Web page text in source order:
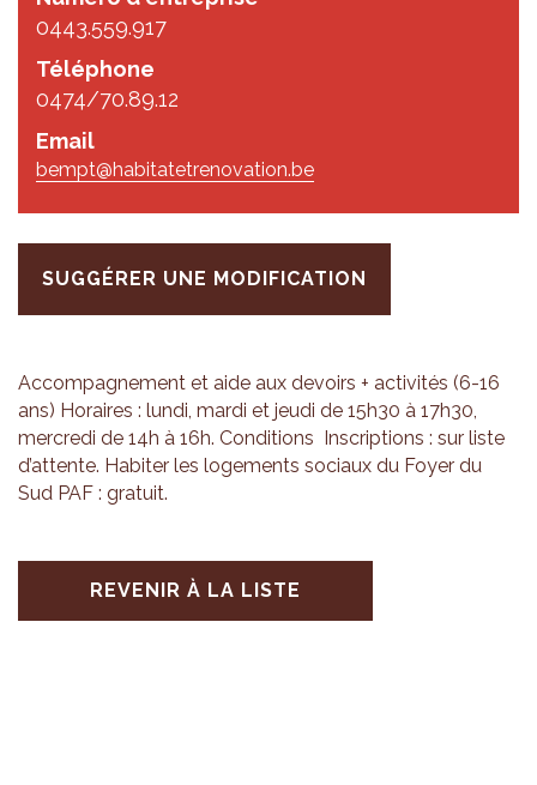
0443.559.917
Téléphone
0474/70.89.12
Email
bempt@habitatetrenovation.be
SUGGÉRER UNE MODIFICATION
Accom­pa­gne­ment et aide aux devoirs + acti­vi­tés (6-16
ans) Horaires : lundi, mardi et jeudi de 15h30 à 17h30,
mer­credi de 14h à 16h. Condi­tions Ins­crip­tions : sur liste
d’at­tente. Habi­ter les loge­ments sociaux du Foyer du
Sud PAF : gra­tuit.
REVENIR À LA LISTE